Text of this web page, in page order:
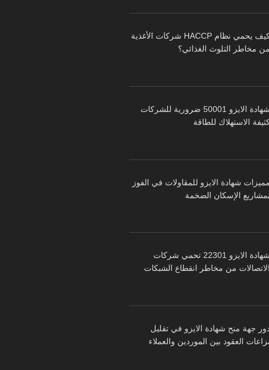
كيف يحمي نظام HACCP شركات الأغذية
من مخاطر التلوث الغذائي؟
شهادة الايزو 50001 ضرورية للشركات
الاستهلاك للطاقة
مميزات شهادة الايزو للمقاولات في الفوز
بمشاريع الإسكان الضخمة
شهادة الايزو 22301 تحمي شركات
الاتصالات من مخاطر انقطاع الشبكات
جهة منح شهادة الايزو في تقليل
نزاعات العقود بين الموردين والعملاء